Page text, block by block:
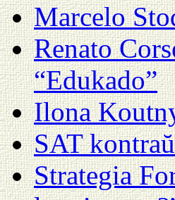
Marcelo
Renato
“Edukado”
Ilona
SAT
Strategia